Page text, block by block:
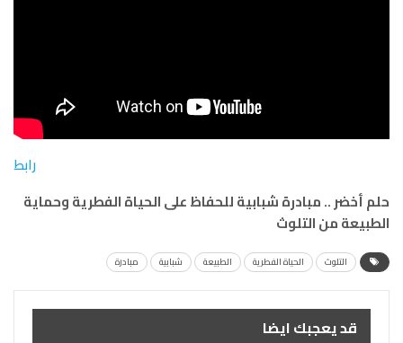
رابط
حلم أخضر .. مبادرة شبابية للحفاظ على الحياة الفطرية وحماية
الطبيعة من التلوث
التلوث الحياة الفطرية الطبيعة شبابية مبادرة
قد يعجبك ايضا